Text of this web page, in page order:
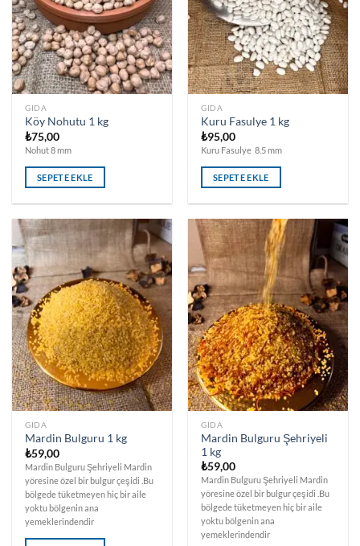
GIDA
Köy Nohutu 1 kg
₺75,00
Nohut 8 mm
SEPETE EKLE
GIDA
Kuru Fasulye 1 kg
₺95,00
Kuru Fasulye 8.5 mm
SEPETE EKLE
GIDA
Mardin Bulguru 1 kg
₺59,00
Mardin Bulguru Şehriyeli Mardin
yöresine özel bir bulgur çeşidi .Bu
bölgede tüketmeyen hiç bir aile
yoktu bölgenin ana
yemeklerindendir
GIDA
Mardin Bulguru Şehriyeli
1 kg
₺59,00
Mardin Bulguru Şehriyeli Mardin
yöresine özel bir bulgur çeşidi .Bu
bölgede tüketmeyen hiç bir aile
yoktu bölgenin ana
yemeklerindendir